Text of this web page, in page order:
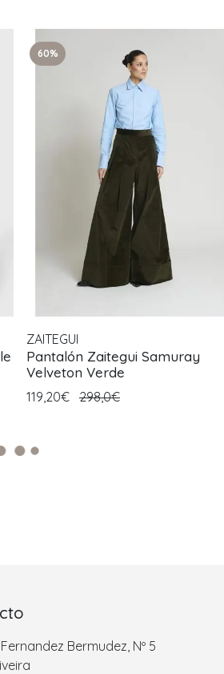
60%
ZAITEGUI
Pantalón Zaitegui Samuray
Velveton Verde
119,20€ 298,0€
Bermudez, Nº 5